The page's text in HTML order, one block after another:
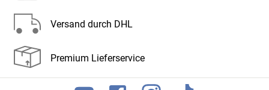
Versand durch DHL
Premium Lieferservice